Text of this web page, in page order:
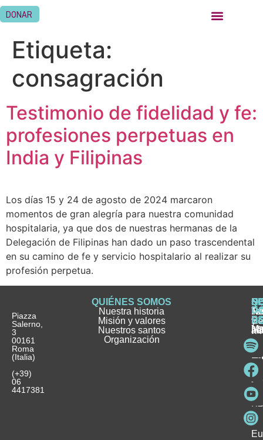
DONAR
Etiqueta:
consagración
Testimonio de fidelidad y fe:
profesiones perpetuas en
India y Filipinas
Los días 15 y 24 de agosto de 2024 marcaron
momentos de gran alegría para nuestra comunidad
hospitalaria, ya que dos de nuestras hermanas de la
Delegación de Filipinas han dado un paso trascendental
en su camino de fe y servicio hospitalario al realizar su
profesión perpetua.
Piazza
Salerno,
3
00161
Roma
(Italia)
(+39)
06
4417381
QUIÉNES SOMOS
Nuestra historia
Misión y valores
Nuestros santos
Organización
e
y
y